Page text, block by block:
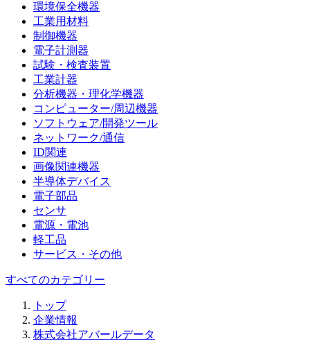
環境保全機器
工業用材料
制御機器
電子計測器
試験・検査装置
工業計器
分析機器・理化学機器
コンピューター/周辺機器
ソフトウェア/開発ツール
ネットワーク/通信
ID関連
画像関連機器
半導体デバイス
電子部品
センサ
電源・電池
軽工品
サービス・その他
すべてのカテゴリー
トップ
企業情報
株式会社アバールデータ